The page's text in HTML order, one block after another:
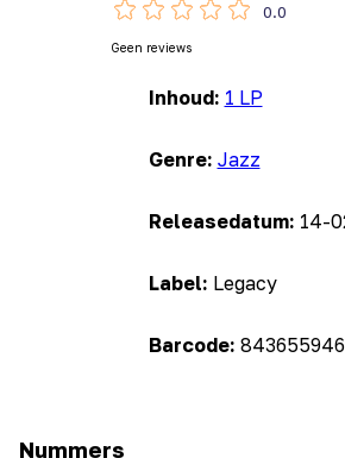
Inhoud: 1 LP
Genre: Jazz
Releasedatum: 14-
Label: Legacy
Barcode:
0.0
Geen reviews
Nummers